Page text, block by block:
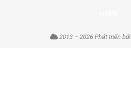
2013 – 2026 Phát triển bởi